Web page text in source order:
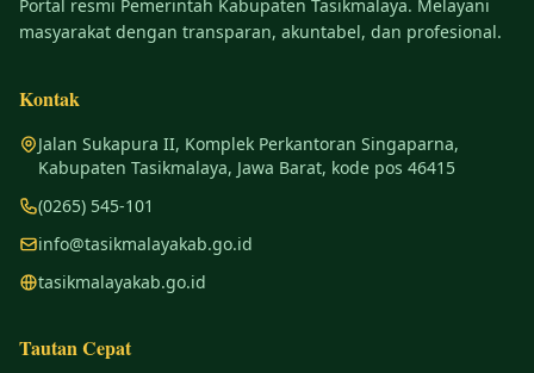
Portal resmi Pemerintah Kabupaten Tasikmalaya. Melayani
masyarakat dengan transparan, akuntabel, dan profesional.
Kontak
Jalan Sukapura II, Komplek Perkantoran Singaparna,
Kabupaten Tasikmalaya, Jawa Barat, kode pos 46415
(0265) 545-101
info@tasikmalayakab.go.id
tasikmalayakab.go.id
Tautan Cepat